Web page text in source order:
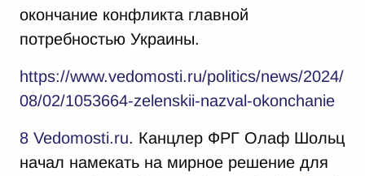
окончание конфликта главной
потребностью Украины.
https://www.vedomosti.ru/politics/news/2024/
08/02/1053664-zelenskii-nazval-okonchanie
8 Vedomosti.ru. Канцлер ФРГ Олаф Шольц
начал намекать на мирное решение для